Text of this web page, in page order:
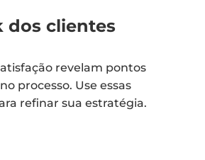
dos clientes
revelam pontos
processo. Use essas
refinar sua estratégia.